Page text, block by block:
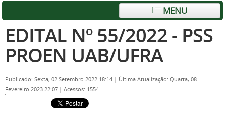
MENU
EDITAL Nº 55/2022 - PSS
PROEN UAB/UFRA
Publicado: Sexta, 02 Setembro 2022 18:14 | Última Atualização: Quarta, 08
Fevereiro 2023 22:07 | Acessos: 1554